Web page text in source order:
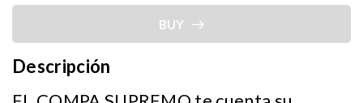
BUY
Descripción